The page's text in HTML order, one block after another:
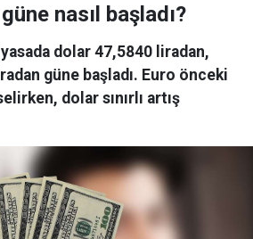
nasıl başladı?
dolar 47,5840 liradan,
güne başladı. Euro önceki
dolar sınırlı artış